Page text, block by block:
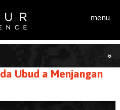
menu
Ubud a Menjangan